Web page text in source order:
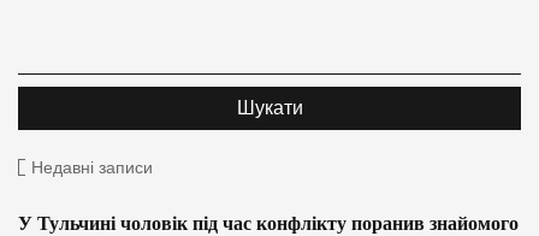
Недавні записи
У Тульчині чоловік під час конфлікту поранив знайомого